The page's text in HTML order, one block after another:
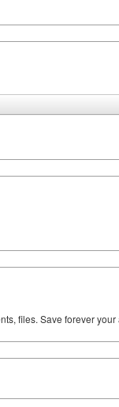
files. Save forever